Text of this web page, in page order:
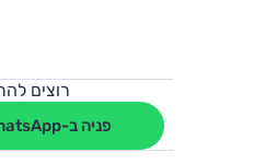
רוצים
פניה ב-WhatsApp